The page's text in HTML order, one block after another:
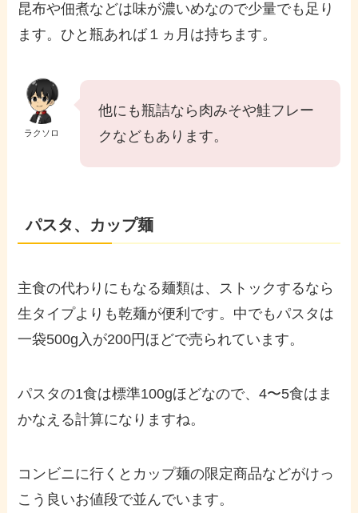
昆布や佃煮などは味が濃いめなので少量でも足り
ます。ひと瓶あれば１ヵ月は持ちます。
ラクソロ
他にも瓶詰なら肉みそや鮭フレー
クなどもあります。
パスタ、カップ麺
主食の代わりにもなる麺類は、ストックするなら
生タイプよりも乾麺が便利です。中でもパスタは
一袋500g入が200円ほどで売られています。
パスタの1食は標準100gほどなので、4〜5食はま
かなえる計算になりますね。
コンビニに行くとカップ麺の限定商品などがけっ
こう良いお値段で並んでいます。